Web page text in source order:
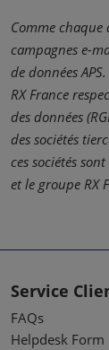
Comme chaque
campagnes e-
de données
RX France
des données
des sociétés
ces sociétés
et le groupe RX
Service
FAQs
Helpdesk Form